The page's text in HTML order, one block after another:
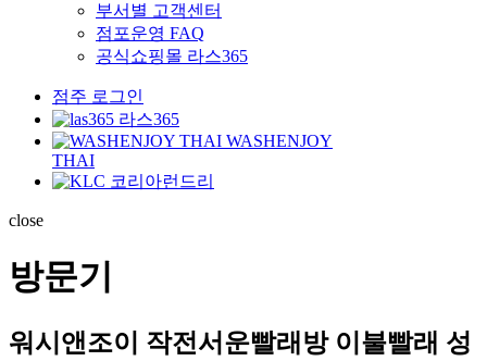
부서별 고객센터
점포운영 FAQ
공식쇼핑몰 라스365
점주 로그인
라스365
WASHENJOY
THAI
코리아런드리
close
방문기
워시앤조이 작전서운빨래방 이불빨래 성